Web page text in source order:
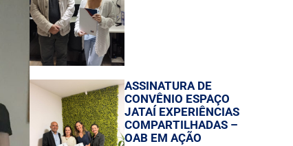
ASSINATURA DE
CONVÊNIO ESPAÇO
JATAÍ EXPERIÊNCIAS
COMPARTILHADAS –
OAB EM AÇÃO